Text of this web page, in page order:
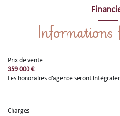
Informations
Prix de vente
359 000 €
Les honoraires d'agence seront
Charges